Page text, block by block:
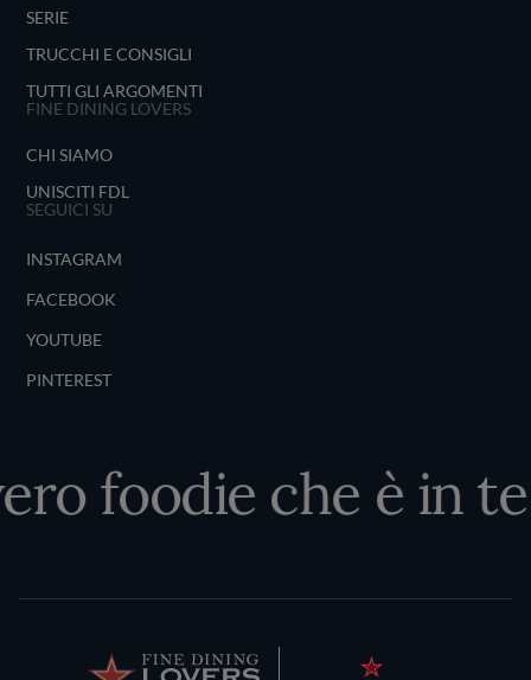
SERIE
TRUCCHI E CONSIGLI
TUTTI GLI ARGOMENTI
FINE DINING LOVERS
CHI SIAMO
UNISCITI FDL
SEGUICI SU
INSTAGRAM
FACEBOOK
YOUTUBE
PINTEREST
foodie che è in te